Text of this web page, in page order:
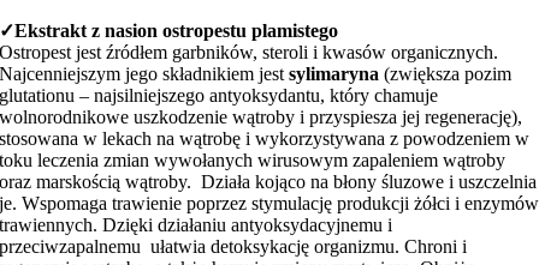
✓Ekstrakt z nasion ostropestu plamistego
Ostropest jest źródłem garbników, steroli i kwasów organicznych.
Najcenniejszym jego składnikiem jestsylimaryna(zwiększa pozim
glutationu – najsilniejszego antyoksydantu, który chamuje
wolnorodnikowe uszkodzenie wątroby i przyspiesza jej regenerację),
stosowana w lekach na wątrobę i wykorzystywana z powodzeniem w
toku leczenia zmian wywołanych wirusowym zapaleniem wątroby
oraz marskością wątroby. Działa kojąco na błony śluzowe i uszczelnia
je. Wspomaga trawienie poprzez stymulację produkcji żółci i enzymów
trawiennych. Dzięki działaniu antyoksydacyjnemu i
przeciwzapalnemu ułatwia detoksykację organizmu. Chroni i